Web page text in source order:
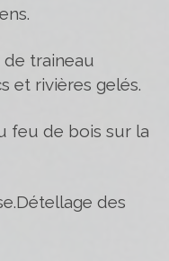
traineau
et rivières gelés.
feu de bois sur la
des